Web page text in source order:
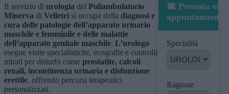
📅 Prenota un
appuntamento
Specialità
Ragione
Il servizio di urologia del Poliambulatorio
Minerva di Velletri si occupa della diagnosi e
cura delle patologie dell’apparato urinario
maschile e femminile e delle malattie
dell’apparato genitale maschile. L’urologo
esegue visite specialistiche, ecografie e controlli
mirati per disturbi come prostatite, calcoli
renali, incontinenza urinaria e disfunzione
erettile, offrendo percorsi terapeutici
personalizzati.